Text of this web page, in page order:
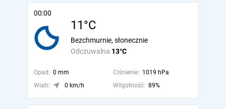
00:00
11°C
Odczuwalna 13°C
Bezchmurnie, słonecznie
Opad: 0 mm Ciśnienie: 1019 hPa
Wiatr:
0 km/h Wilgotność: 89%